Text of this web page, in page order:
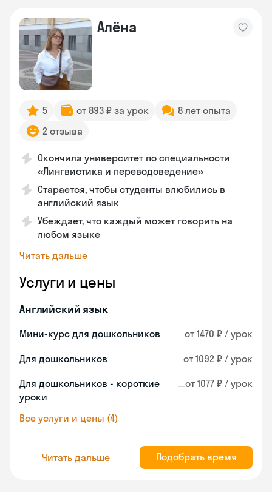
Алёна
5 от 893 ₽ за урок
8 лет опыта
2 отзыва
Окончила университет по специальности
«Лингвистика и переводоведение»
Старается, чтобы студенты влюбились в
английский язык
Убеждает, что каждый может говорить на
любом языке
Читать дальше
Услуги и цены
Английский язык
Мини-курс для дошкольников от 1470 ₽ / урок
Для дошкольников от 1092 ₽ / урок
Для дошкольников - короткие
уроки
от 1077 ₽ / урок
Все услуги и цены (4)
Читать дальше Подобрать время